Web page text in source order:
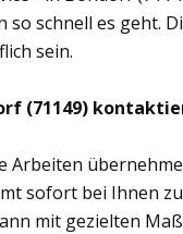
schnell es geht.
sein.
(71149)
sofort bei Ihnen
mit gezielten